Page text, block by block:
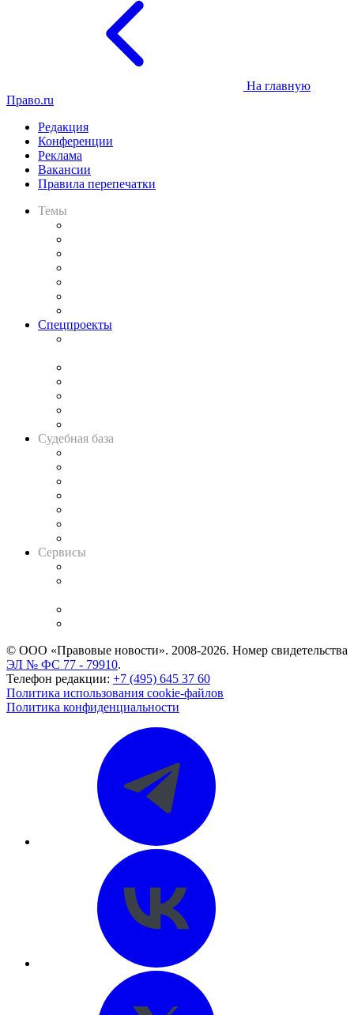
На главную
Право.ru
Редакция
Конференции
Реклама
Вакансии
Правила перепечатки
Темы
Спецпроекты
Судебная база
Сервисы
© ООО «Правовые новости». 2008-2026. Номер свидетельства
ЭЛ № ФС 77 - 79910.
Телефон редакции: +7 (495) 645 37 60
Политика использования cookie-файлов
Политика конфиденциальности